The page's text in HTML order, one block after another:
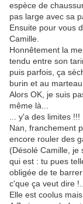
espèce de
pas large avec sa
Ensuite pour vous
Camille.
Honnêtement la
tendu entre son
puis parfois, ça
burin et au
Alors OK, je suis
même là...
... y'a des limites !!!
Nan, franchement
encore rouler des
(Désolé Camille, je
qui est : tu pues
obligée de te
c'que ça veut dire
Elle est coolus